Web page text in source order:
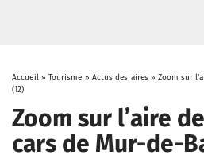
Accueil» Tourisme » Actus des aires »Zoom sur
(12)
Zoom sur l’aire
cars de Mur-de-